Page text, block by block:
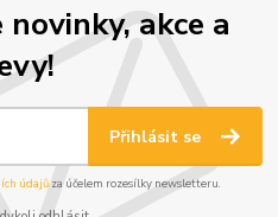
akce a
Přihlásit se
údajůza účelem rozesílky newsletteru.